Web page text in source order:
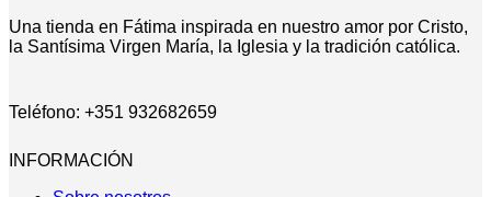
Una tienda en Fátima inspirada en nuestro amor por Cristo,
la Santísima Virgen María, la Iglesia y la tradición católica.
Teléfono: +351 932682659
INFORMACIÓN